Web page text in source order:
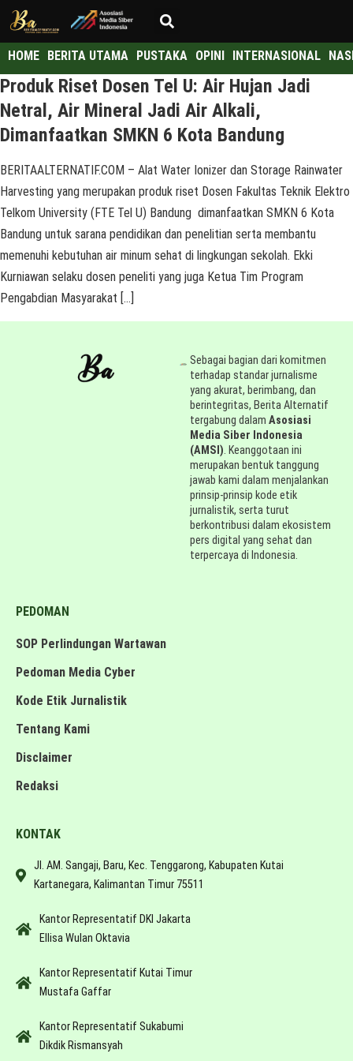
HOME BERITA UTAMA PUSTAKA OPINI INTERNASIONAL
Produk Riset Dosen Tel U: Air Hujan Jadi
Netral, Air Mineral Jadi Air Alkali,
Dimanfaatkan SMKN 6 Kota Bandung
BERITAALTERNATIF.COM – Alat Water Ionizer dan Storage Rainwater
Harvesting yang merupakan produk riset Dosen Fakultas Teknik Elektro
Telkom University (FTE Tel U) Bandung dimanfaatkan SMKN 6 Kota
Bandung untuk sarana pendidikan dan penelitian serta membantu
memenuhi kebutuhan air minum sehat di lingkungan sekolah. Ekki
Kurniawan selaku dosen peneliti yang juga Ketua Tim Program
Pengabdian Masyarakat […]
Sebagai bagian dari komitmen
terhadap standar jurnalisme
yang akurat, berimbang, dan
berintegritas, Berita Alternatif
tergabung dalamAsosiasi
Media Siber Indonesia
(AMSI). Keanggotaan ini
merupakan bentuk tanggung
jawab kami dalam menjalankan
prinsip-prinsip kode etik
jurnalistik, serta turut
berkontribusi dalam ekosistem
pers digital yang sehat dan
terpercaya di Indonesia.
PEDOMAN
SOP Perlindungan Wartawan
Pedoman Media Cyber
Kode Etik Jurnalistik
Tentang Kami
Disclaimer
Redaksi
KONTAK
Jl. AM. Sangaji, Baru, Kec. Tenggarong, Kabupaten Kutai
Kartanegara, Kalimantan Timur 75511
Kantor Representatif DKI Jakarta
Ellisa Wulan Oktavia
Kantor Representatif Kutai Timur
Mustafa Gaffar
Kantor Representatif Sukabumi
Dikdik Rismansyah